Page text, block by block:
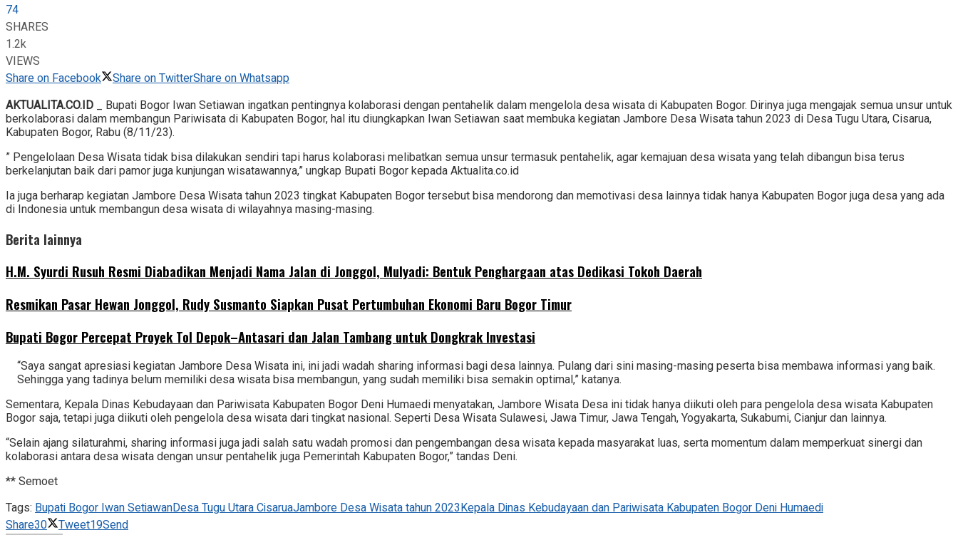
74
SHARES
1.2k
VIEWS
Share on Facebook
Share on TwitterShare on Whatsapp
AKTUALITA.CO.ID _ Bupati Bogor Iwan Setiawan ingatkan pentingnya kolaborasi dengan pentahelik dalam mengelola desa wisata di Kabupaten Bogor. Dirinya juga mengajak semua unsur untuk
berkolaborasi dalam membangun Pariwisata di Kabupaten Bogor, hal itu diungkapkan Iwan Setiawan saat membuka kegiatan Jambore Desa Wisata tahun 2023 di Desa Tugu Utara, Cisarua,
Kabupaten Bogor, Rabu (8/11/23).
” Pengelolaan Desa Wisata tidak bisa dilakukan sendiri tapi harus kolaborasi melibatkan semua unsur termasuk pentahelik, agar kemajuan desa wisata yang telah dibangun bisa terus
berkelanjutan baik dari pamor juga kunjungan wisatawannya,” ungkap Bupati Bogor kepada Aktualita.co.id
Ia juga berharap kegiatan Jambore Desa Wisata tahun 2023 tingkat Kabupaten Bogor tersebut bisa mendorong dan memotivasi desa lainnya tidak hanya Kabupaten Bogor juga desa yang ada
di Indonesia untuk membangun desa wisata di wilayahnya masing-masing.
Berita lainnya
H.M. Syurdi Rusuh Resmi Diabadikan Menjadi Nama Jalan di Jonggol, Mulyadi: Bentuk Penghargaan atas Dedikasi Tokoh Daerah
Resmikan Pasar Hewan Jonggol, Rudy Susmanto Siapkan Pusat Pertumbuhan Ekonomi Baru Bogor Timur
Bupati Bogor Percepat Proyek Tol Depok–Antasari dan Jalan Tambang untuk Dongkrak Investasi
“Saya sangat apresiasi kegiatan Jambore Desa Wisata ini, ini jadi wadah sharing informasi bagi desa lainnya. Pulang dari sini masing-masing peserta bisa membawa informasi yang baik.
Sehingga yang tadinya belum memiliki desa wisata bisa membangun, yang sudah memiliki bisa semakin optimal,” katanya.
Sementara, Kepala Dinas Kebudayaan dan Pariwisata Kabupaten Bogor Deni Humaedi menyatakan, Jambore Wisata Desa ini tidak hanya diikuti oleh para pengelola desa wisata Kabupaten
Bogor saja, tetapi juga diikuti oleh pengelola desa wisata dari tingkat nasional. Seperti Desa Wisata Sulawesi, Jawa Timur, Jawa Tengah, Yogyakarta, Sukabumi, Cianjur dan lainnya.
“Selain ajang silaturahmi, sharing informasi juga jadi salah satu wadah promosi dan pengembangan desa wisata kepada masyarakat luas, serta momentum dalam memperkuat sinergi dan
kolaborasi antara desa wisata dengan unsur pentahelik juga Pemerintah Kabupaten Bogor,” tandas Deni.
** Semoet
Tags: Bupati Bogor Iwan SetiawanDesa Tugu Utara CisaruaJambore Desa Wisata tahun 2023Kepala Dinas Kebudayaan dan Pariwisata Kabupaten Bogor Deni Humaedi
Share30 Tweet19Send